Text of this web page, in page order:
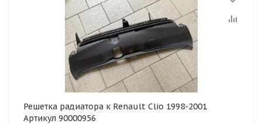
Решетка радиатора к Renault Clio 1998-2001
Артикул 90000956